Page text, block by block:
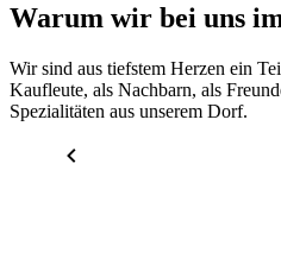
Warum wir bei uns
Wir sind aus tiefstem Herzen ein
Kaufleute, als Nachbarn, als
Spezialitäten aus unserem Dorf.